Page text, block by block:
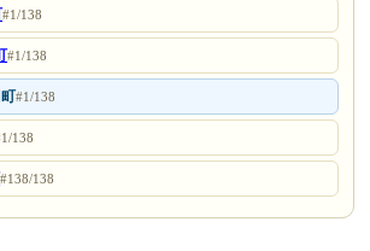
#1/138
#1/138
#1/138
138
#138/138